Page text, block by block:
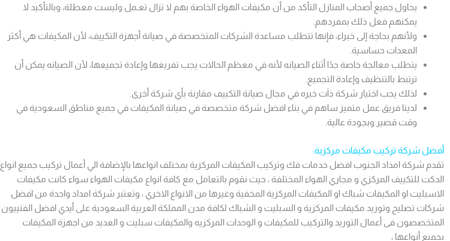
يحاول جميع أصحاب المنازل التأكد من أن مكيفات الهواء الخاصة بهم لا تزال تعـمل وليست معطلة، وبالتأكيد لا
يمكنهم فعل ذلك بمفردهم.
ولأنهم بحاجة إلى خبراء، فإنها تتطلب مساعدة الشركات المتخصصة في صيانة أجهزة التكييف، لأن المكيفات هي أكثر
المعدات حساسية.
يتطلب معالجة خاصة جدًا أثناء الصيانه لأنه في معظم الحالات يجب تفريغها وإعادة تجميعها، لأن الصيانه يمكن أن
ترتبط بالتنظيف وإعادة التجميع.
لذلك يجب اختيار شركة ذاَت خبره في مجال صيانة التكييف مقارنة بأي شركة أخرى.
لدينا فريق عمل متميز ساهم في بناء افضل شركة متخصصة في صيانة المكيفات في جميع مناطق السعودية في
وقت قصير وبجودة عالية.
أفضل شركة تركيب مكيفات مركزية:
تقدم شركة امداد الجنوب افضل خدمات فك وتركيب المكيفات المركزية بمختلف انواعها بالإضافة الي أعمال تركيب جميع انواع
الدكت للتكييف المركزي و مجاري الهواء المختلفة ، حيث نقوم بالتعامل مع كافة انواع مكيفات الهواء سواء كانت مكيفات
الاسبليت او المكيفات شباك او المكيفات المركزية المخفية وغيرها من الانواع الاخري ، وتعتبر شركة امداد واحدة من افضل
شركات تصليح وتوريد مكيفات المركزية و السبليت و الشباك لكافة مدن المملكة العربية السعودية على أيدي افضل الفنييون
المتخصصون فى أعمال التوريد والتركيب للمكيفات و الوحدات المركزيه والمكيفات سبليت و العديد من اجهزة المكيفات
بجميع أنواعها ،